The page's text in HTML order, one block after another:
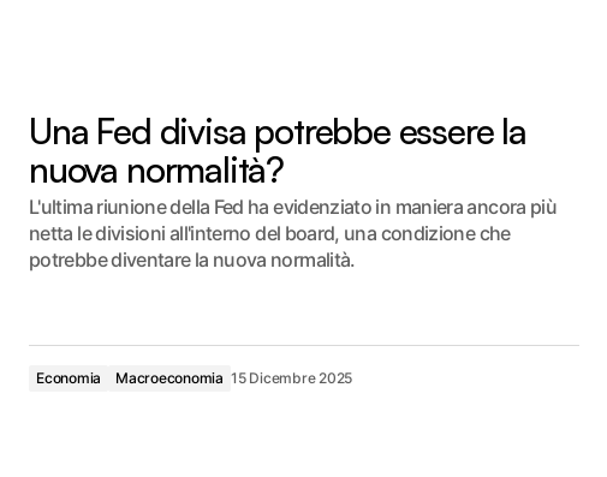
Una Fed divisa potrebbe essere la
nuova normalità?
L'ultima riunione della Fed ha evidenziato in maniera ancora più
netta le divisioni all'interno del board, una condizione che
potrebbe diventare la nuova normalità.
Economia Macroeconomia 15 Dicembre 2025